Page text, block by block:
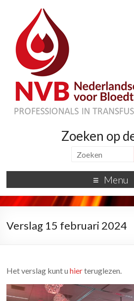
Zoeken op
Menu
Verslag 15 februari 2024
Het verslag kunt uhierteruglezen.